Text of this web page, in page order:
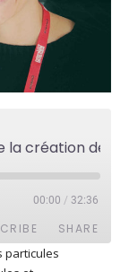
00:00 / 32:36
SHARE
particules